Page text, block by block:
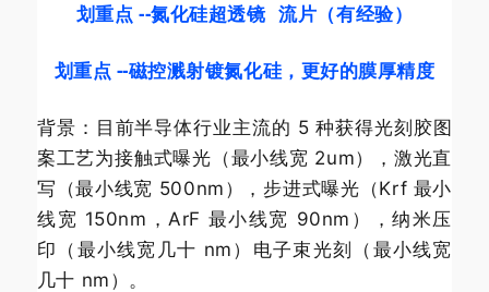
划重点 --氮化硅超透镜 流片（有经验）
划重点 --磁控溅射镀氮化硅，更好的膜厚精度
背景： 目前半导体行业主流的 5 种获得光刻胶图
案工艺为接触式曝光（最小线宽 2um），激光直
写（最小线宽 500nm），步进式曝光（Krf 最小
线宽 150nm，ArF 最小线宽 90nm），纳米压
印（最小线宽几十 nm）电子束光刻（最小线宽
几十 nm）。